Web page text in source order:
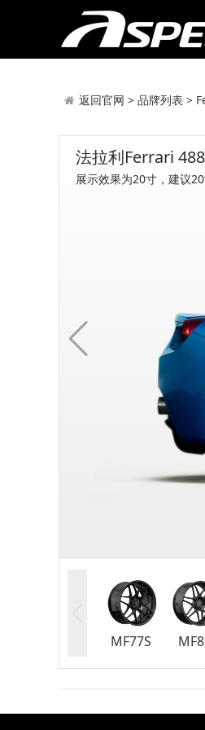
返回官网 > 品牌列表 >
法拉利Ferrari
展示效果为20寸，建议
MF77S